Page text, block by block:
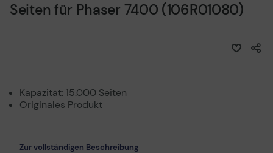
Seiten für Phaser 7400 (106R01080)
Kapazität: 15.000 Seiten
Originales Produkt
Zur vollständigen Beschreibung